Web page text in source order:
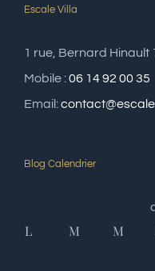
Escale Villa
1 rue, Bernard Hinault
Mobile :06 14 92 00 35
Email:
Blog Calendrier
L M M